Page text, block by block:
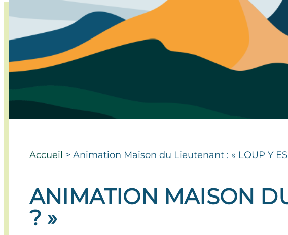
Accueil > Animation Maison du Lieutenant : « LOUP Y ES
ANIMATION MAISON
? »